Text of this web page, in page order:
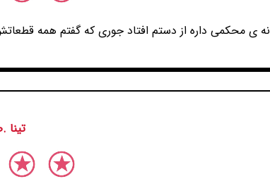
ی محکمی داره از دستم افتاد جوری که گفتم همه